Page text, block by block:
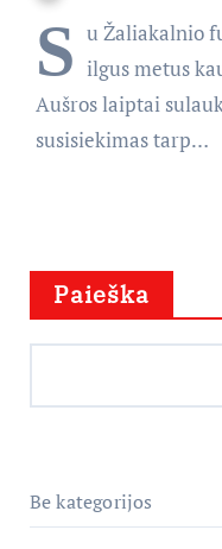
S u Žaliakalnio
ilgus metus
Aušros laiptai
susisiekimas tarp…
Paieška
Be kategorijos